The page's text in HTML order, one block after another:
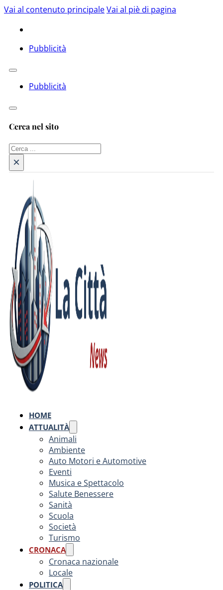
Vai al contenuto principaleVai al piè di pagina
Pubblicità
Pubblicità
Cerca nel sito
Cerca
×
HOME
ATTUALITÀ
Animali
Ambiente
Auto Motori e Automotive
Eventi
Musica e Spettacolo
Salute Benessere
Sanità
Scuola
Società
Turismo
CRONACA
Cronaca nazionale
Locale
POLITICA